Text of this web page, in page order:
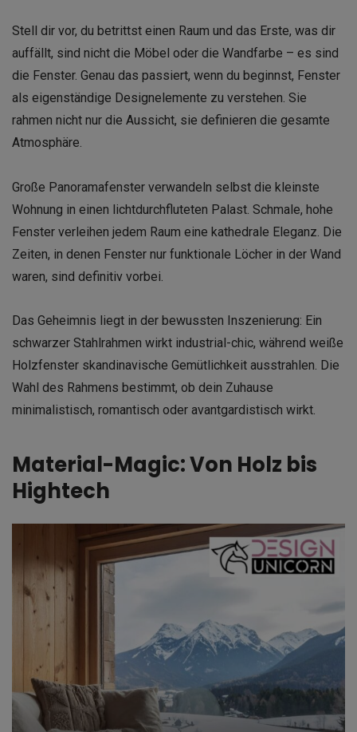
Stell dir vor, du betrittst einen Raum und das Erste, was dir
auffällt, sind nicht die Möbel oder die Wandfarbe – es sind
die Fenster. Genau das passiert, wenn du beginnst, Fenster
als eigenständige Designelemente zu verstehen. Sie
rahmen nicht nur die Aussicht, sie definieren die gesamte
Atmosphäre.
Große Panoramafenster verwandeln selbst die kleinste
Wohnung in einen lichtdurchfluteten Palast. Schmale, hohe
Fenster verleihen jedem Raum eine kathedrale Eleganz. Die
Zeiten, in denen Fenster nur funktionale Löcher in der Wand
waren, sind definitiv vorbei.
Das Geheimnis liegt in der bewussten Inszenierung: Ein
schwarzer Stahlrahmen wirkt industrial-chic, während weiße
Holzfenster skandinavische Gemütlichkeit ausstrahlen. Die
Wahl des Rahmens bestimmt, ob dein Zuhause
minimalistisch, romantisch oder avantgardistisch wirkt.
Material-Magic: Von Holz bis
Hightech